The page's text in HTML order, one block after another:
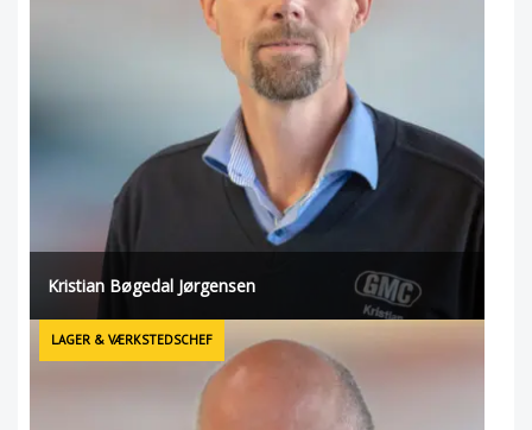
Kristian Bøgedal Jørgensen
LAGER & VÆRKSTEDSCHEF